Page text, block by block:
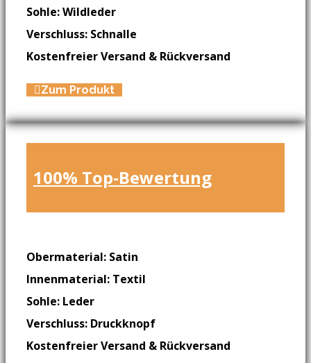
Sohle: Wildleder
Verschluss: Schnalle
Kostenfreier Versand & Rückversand
Zum Produkt
100% Top-Bewertung
Obermaterial: Satin
Innenmaterial: Textil
Sohle: Leder
Verschluss: Druckknopf
Kostenfreier Versand & Rückversand